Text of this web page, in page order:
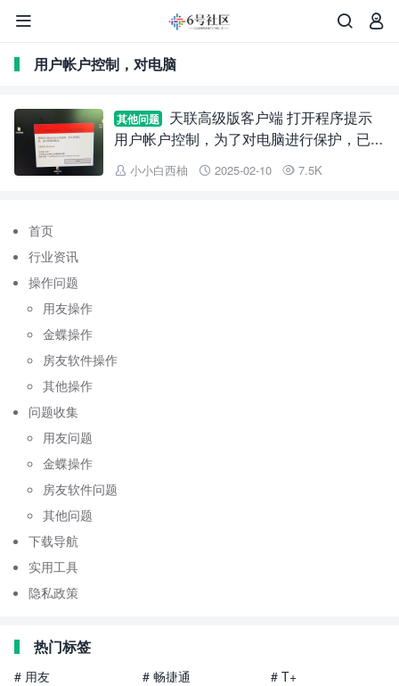



用户帐户控制，对电脑
其他问题
天联高级版客户端 打开程序提示
用户帐户控制，为了对电脑进行保护，已经
阻止此应用。管理员已阻止你运行此应用。
有关详细信息，请与管理员联系。
 小小白西柚  2025-02-10  7.5K
首页
行业资讯
操作问题
用友操作
金蝶操作
房友软件操作
其他操作
问题收集
用友问题
金蝶操作
房友软件问题
其他问题
下载导航
实用工具
隐私政策
热门标签
# 用友 # 畅捷通
# T+